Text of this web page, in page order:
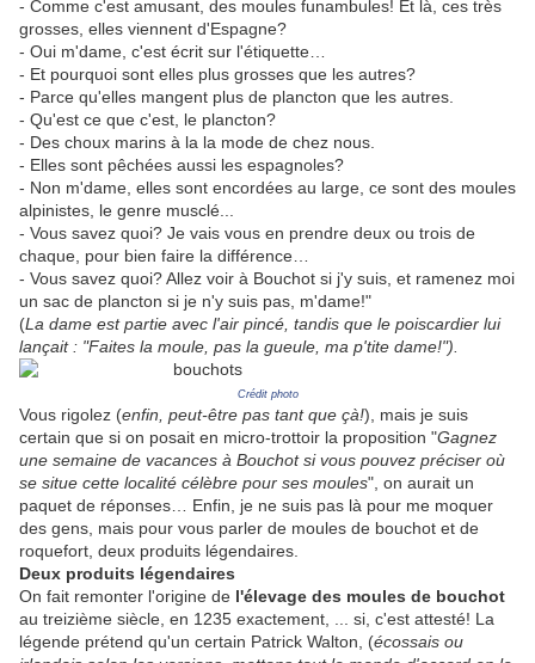
- Comme c'est amusant, des moules funambules! Et là, ces très
grosses, elles viennent d'Espagne?
- Oui m'dame, c'est écrit sur l'étiquette…
- Et pourquoi sont elles plus grosses que les autres?
- Parce qu'elles mangent plus de plancton que les autres.
- Qu'est ce que c'est, le plancton?
- Des choux marins à la la mode de chez nous.
- Elles sont pêchées aussi les espagnoles?
- Non m'dame, elles sont encordées au large, ce sont des moules
alpinistes, le genre musclé...
- Vous savez quoi? Je vais vous en prendre deux ou trois de
chaque, pour bien faire la différence…
- Vous savez quoi? Allez voir à Bouchot si j'y suis, et ramenez moi
un sac de plancton si je n'y suis pas, m'dame!"
(La dame est partie avec l'air pincé, tandis que le poiscardier lui
lançait : "Faites la moule, pas la gueule, ma p'tite dame!").
Crédit photo
Vous rigolez (enfin, peut-être pas tant que çà!), mais je suis
certain que si on posait en micro-trottoir la proposition "Gagnez
une semaine de vacances à Bouchot si vous pouvez préciser où
se situe cette localité célèbre pour ses moules", on aurait un
paquet de réponses… Enfin, je ne suis pas là pour me moquer
des gens, mais pour vous parler de moules de bouchot et de
roquefort, deux produits légendaires.
Deux produits légendaires
On fait remonter l'origine de l'élevage des moules de bouchot
au treizième siècle, en 1235 exactement, ... si, c'est attesté! La
légende prétend qu'un certain Patrick Walton, (écossais ou